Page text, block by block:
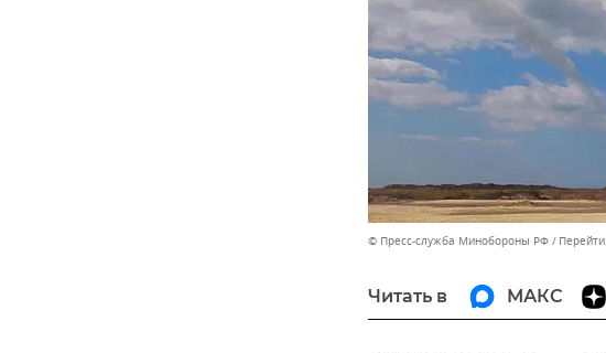
© Пресс-служба Минобороны РФ
Читать в МАКС